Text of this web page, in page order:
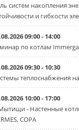
ЦОД с
стойку
3 АВГУСТА
Samsung
систему
Суммарная
систем накопления
и гибкости
09:00 - 14:00
по котлам
09:30 - 10:30
теплоснабжения
10:00 - 17:00
- Настенные
COPA